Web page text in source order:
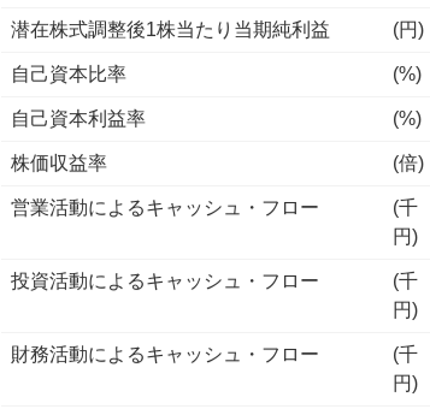
潜在株式調整後1株当たり当期純利益 (円)
自己資本比率 (%)
自己資本利益率 (%)
株価収益率 (倍)
営業活動によるキャッシュ・フロー
(千
円)
投資活動によるキャッシュ・フロー
(千
円)
財務活動によるキャッシュ・フロー
(千
円)